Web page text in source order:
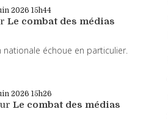
2026 15h44
Le combat des médias
nationale échoue en particulier.
2026 15h26
Le combat des médias